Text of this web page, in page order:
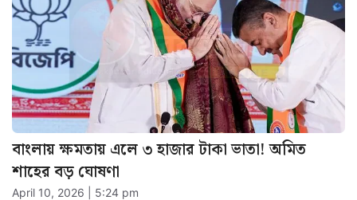
বাংলায় ক্ষমতায় এলে ৩ হাজার টাকা ভাতা! অমিত
শাহের বড় ঘোষণা
April 10, 2026 | 5:24 pm